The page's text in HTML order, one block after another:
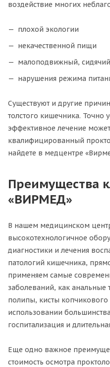
воздействие многих
плохой экологии
некачественной пищи
малоподвижный,
нарушения режима
Существуют и другие
толстого кишечника. Точно
эффективное лечение
квалифицированный
найдете в медцентре
Преимущества
«ВИРМЕД»
В нашем медицинском
высокотехнологичное
диагностики и лечения
патологий кишечника,
применяем самые
заболеваний, как
полипы, кисты
использовании
госпитализация и
Еще одно важное
стоимость осмотра